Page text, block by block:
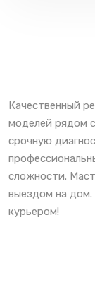
Качественный
моделей рядом
срочную
сложности.
выездом на дом.
курьером!